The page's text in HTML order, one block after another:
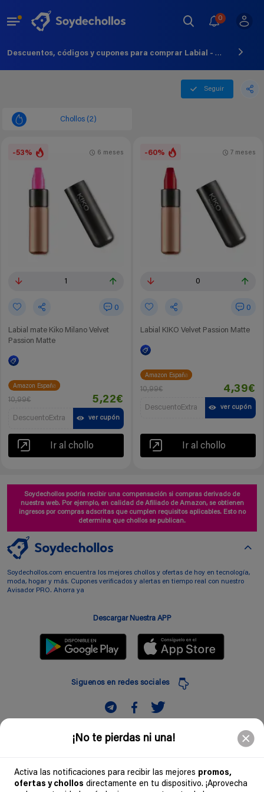
¡No te pierdas ni una!
Activa las notificaciones para recibir las mejores promos,
ofertas y chollos directamente en tu dispositivo. ¡Aprovecha
0
Descuentos, códigos y cupones para comprar Labial - Agosto - 2026
Seguir
Chollos (2)
-53%
1
0
Labial mate Kiko Milano Velvet
Passion Matte
6 meses
Amazon España
10,99€ 5,22€
DescuentoExtra ver cupón
Ir al chollo
-60%
0
0
Labial KIKO Velvet Passion Matte
7 meses
Amazon España
10,99€ 4,39€
DescuentoExtra ver cupón
Ir al chollo
Soydechollos podría recibir una compensación si compras derivado de
nuestra web. Por ejemplo, en calidad de Afiliado de Amazon, se obtienen
ingresos por compras adscritas que cumplen requisitos aplicables. Esto no
determina que chollos se publican.
Soydechollos.com encuentra los mejores chollos y ofertas de hoy en tecnología,
moda, hogar y más. Cupones verificados y alertas en tiempo real con nuestro
Avisador PRO. Ahorra ya
Descargar Nuestra APP
Siguenos en redes sociales
Suscribir